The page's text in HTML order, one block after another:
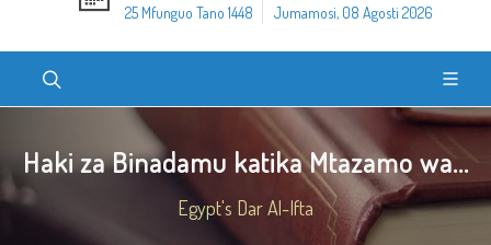
25 Mfunguo Tano 1448
Jumamosi, 08 Agosti 2026
Haki za Binadamu katika Mtazamo wa...
Egypt's Dar Al-Ifta